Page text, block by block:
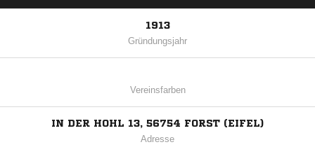
1913
Gründungsjahr
Vereinsfarben
IN DER HOHL 13, 56754 FORST (EIFEL)
Adresse